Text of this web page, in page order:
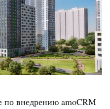
по внедрению amoCRM